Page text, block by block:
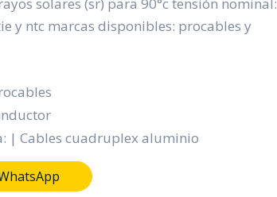
solares (sr) para 90°c tensión nominal:
y ntc marcas disponibles: procables y
| Cables cuadruplex aluminio